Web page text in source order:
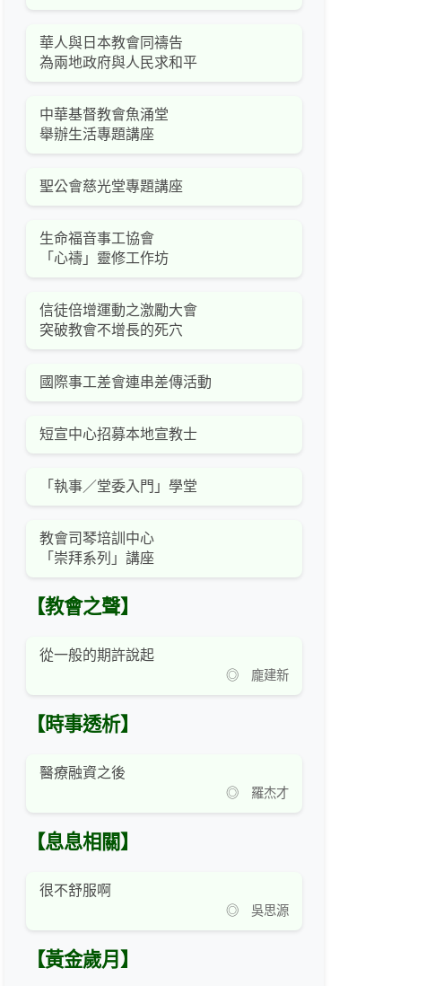
華人與日本教會同禱告
為兩地政府與人民求和平
中華基督教會魚涌堂
舉辦生活專題講座
聖公會慈光堂專題講座
生命福音事工協會
「心禱」靈修工作坊
信徒倍增運動之激勵大會
突破教會不增長的死穴
國際事工差會連串差傳活動
短宣中心招募本地宣教士
「執事／堂委入門」學堂
教會司琴培訓中心
「崇拜系列」講座
【教會之聲】
從一般的期許說起
◎ 龐建新
【時事透析】
醫療融資之後
◎ 羅杰才
【息息相關】
很不舒服啊
◎ 吳思源
【黃金歲月】